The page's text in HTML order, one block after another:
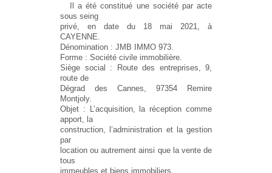
Il a été constitué une société par acte
sous seing
privé, en date du 18 mai 2021, à
CAYENNE.
Dénomination : JMB IMMO 973.
Forme : Société civile immobilière.
Siège social : Route des entreprises, 9,
route de
Dégrad des Cannes, 97354 Remire
Montjoly.
Objet : L’acquisition, la réception comme
apport, la
construction, l’administration et la gestion
par
location ou autrement ainsi que la vente de
tous
immeubles et biens immobiliers.